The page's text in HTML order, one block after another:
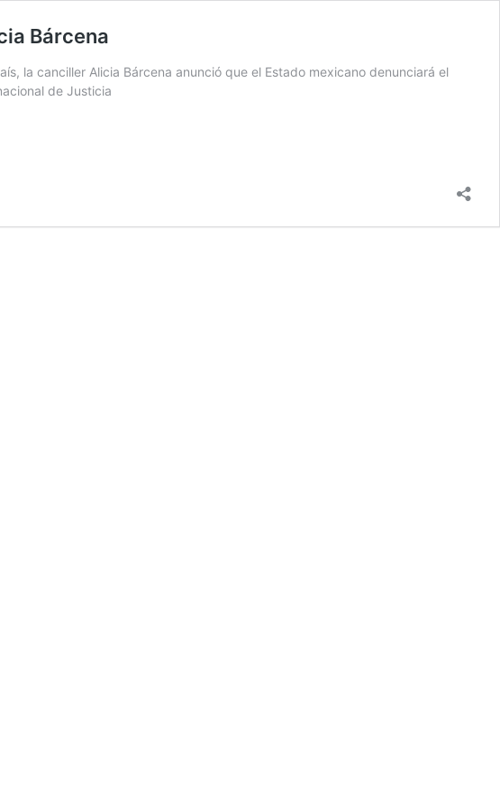
Bárcena
la canciller Alicia Bárcena anunció que el Estado mexicano denunciará el
de Justicia